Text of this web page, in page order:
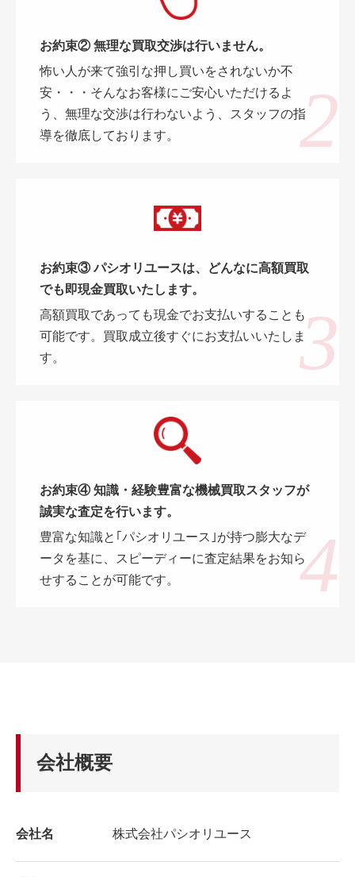
お約束② 無理な買取交渉は行いません。
怖い人が来て強引な押し買いをされないか不
安・・・そんなお客様にご安心いただけるよ
う、無理な交渉は行わないよう、スタッフの指
導を徹底しております。
お約束③ パシオリユースは、どんなに高額買取
でも即現金買取いたします。
高額買取であっても現金でお支払いすることも
可能です。買取成立後すぐにお支払いいたしま
す。
お約束④ 知識・経験豊富な機械買取スタッフが
誠実な査定を行います。
豊富な知識と｢パシオリユース｣が持つ膨大なデ
ータを基に、スピーディーに査定結果をお知ら
せすることが可能です。
会社概要
会社名 株式会社パシオリユース